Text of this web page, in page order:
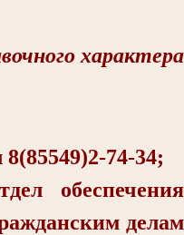
характера
74-34;
делам